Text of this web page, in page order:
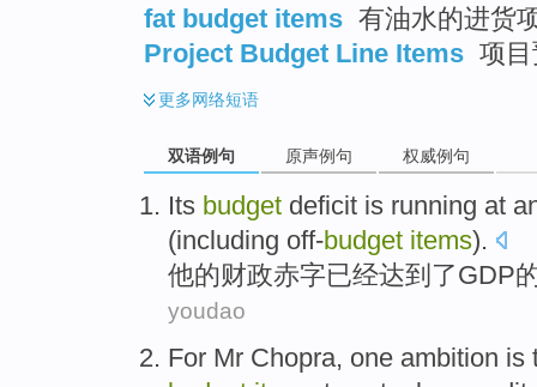
fat budget items 有油水的进货
Project Budget Line Items 项
更多网络短语
双语例句 原声例句 权威例句
Its budget deficit is running at
(including off-budget items).
他的财政赤字已经达到了GDP
youdao
For Mr Chopra, one ambition is